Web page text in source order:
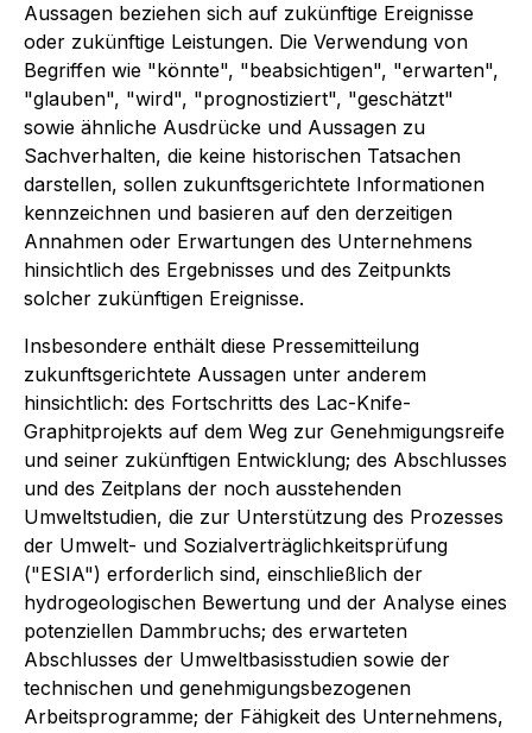
Aussagen beziehen sich auf zukünftige Ereignisse
oder zukünftige Leistungen. Die Verwendung von
Begriffen wie "könnte", "beabsichtigen", "erwarten",
"glauben", "wird", "prognostiziert", "geschätzt"
sowie ähnliche Ausdrücke und Aussagen zu
Sachverhalten, die keine historischen Tatsachen
darstellen, sollen zukunftsgerichtete Informationen
kennzeichnen und basieren auf den derzeitigen
Annahmen oder Erwartungen des Unternehmens
hinsichtlich des Ergebnisses und des Zeitpunkts
solcher zukünftigen Ereignisse.
Insbesondere enthält diese Pressemitteilung
zukunftsgerichtete Aussagen unter anderem
hinsichtlich: des Fortschritts des Lac-Knife-
Graphitprojekts auf dem Weg zur Genehmigungsreife
und seiner zukünftigen Entwicklung; des Abschlusses
und des Zeitplans der noch ausstehenden
Umweltstudien, die zur Unterstützung des Prozesses
der Umwelt- und Sozialverträglichkeitsprüfung
("ESIA") erforderlich sind, einschließlich der
hydrogeologischen Bewertung und der Analyse eines
potenziellen Dammbruchs; des erwarteten
Abschlusses der Umweltbasisstudien sowie der
technischen und genehmigungsbezogenen
Arbeitsprogramme; der Fähigkeit des Unternehmens,